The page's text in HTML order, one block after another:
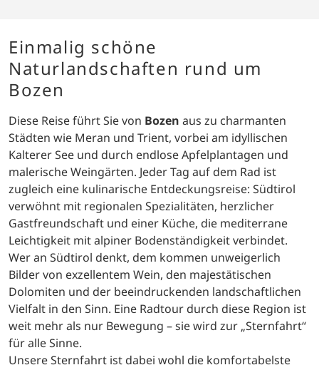
Einmalig schöne
Naturlandschaften rund um
Bozen
Diese Reise führt Sie von Bozen aus zu charmanten
Städten wie Meran und Trient, vorbei am idyllischen
Kalterer See und durch endlose Apfelplantagen und
malerische Weingärten. Jeder Tag auf dem Rad ist
zugleich eine kulinarische Entdeckungsreise: Südtirol
verwöhnt mit regionalen Spezialitäten, herzlicher
Gastfreundschaft und einer Küche, die mediterrane
Leichtigkeit mit alpiner Bodenständigkeit verbindet.
Wer an Südtirol denkt, dem kommen unweigerlich
Bilder von exzellentem Wein, den majestätischen
Dolomiten und der beeindruckenden landschaftlichen
Vielfalt in den Sinn. Eine Radtour durch diese Region ist
weit mehr als nur Bewegung – sie wird zur „Sternfahrt“
für alle Sinne.
Unsere Sternfahrt ist dabei wohl die komfortabelste